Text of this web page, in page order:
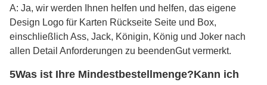
A: Ja, wir werden Ihnen helfen und helfen, das eigene
Design Logo für Karten Rückseite Seite und Box,
einschließlich Ass, Jack, Königin, König und Joker nach
allen Detail Anforderungen zu beendenGut vermerkt.
5Was ist Ihre Mindestbestellmenge?Kann ich